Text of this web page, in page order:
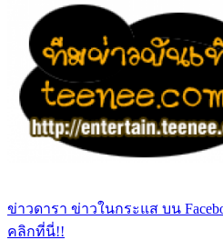
ข่าวดารา ข่าวในกระแส บน
คลิกที่นี่!!